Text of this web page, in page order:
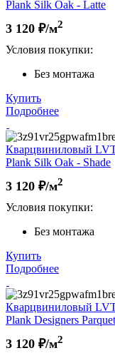
Plank Silk Oak - Latte
3 120 ₽/м2
Условия покупки:
Без монтажа
Купить
Подробнее
Кварцвиниловый
Plank Silk Oak - Shade
3 120 ₽/м2
Условия покупки:
Без монтажа
Купить
Подробнее
Кварцвиниловый
Plank Designers
3 120 ₽/м2